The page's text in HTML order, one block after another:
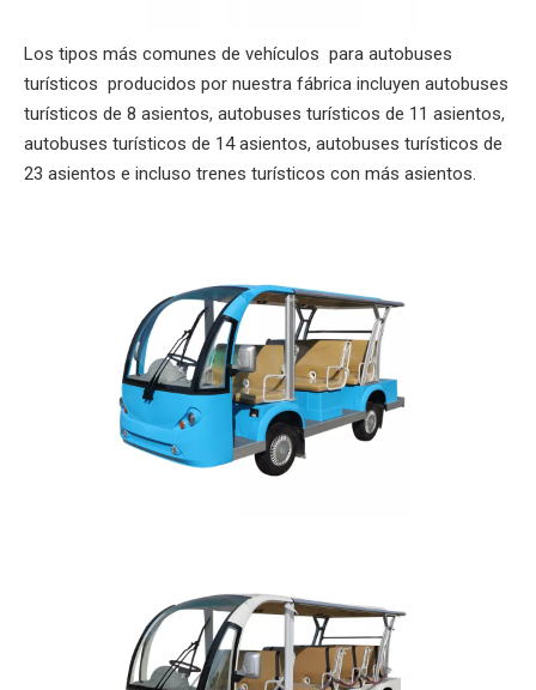
Los tipos más comunes de vehículos para autobuses
turísticos producidos por nuestra fábrica incluyen autobuses
turísticos de 8 asientos, autobuses turísticos de 11 asientos,
autobuses turísticos de 14 asientos, autobuses turísticos de
23 asientos e incluso trenes turísticos con más asientos.